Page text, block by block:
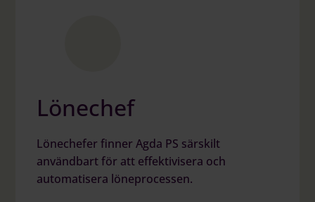
Lönechef
Lönechefer finner Agda PS särskilt
användbart för att effektivisera och
automatisera löneprocessen.